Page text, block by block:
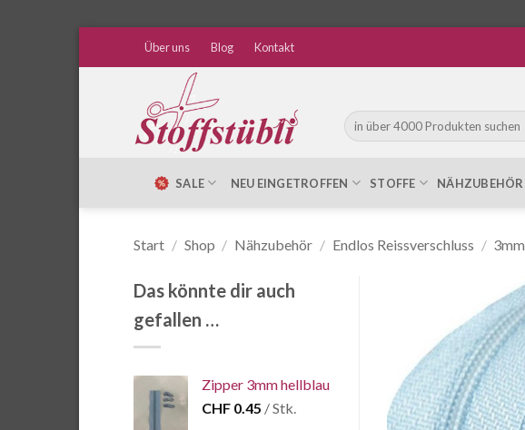
Über uns Blog Kontakt
Suche
nach:
SALE NEU EINGETROFFEN STOFFE NÄHZUBEHÖR
Start / Shop / Nähzubehör / Endlos Reissverschluss / 3mm
Das könnte dir auch
gefallen …
Zipper 3mm hellblau
CHF 0.45 / Stk.